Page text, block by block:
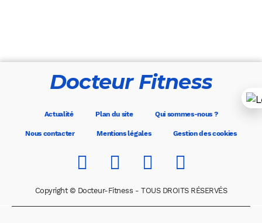
Docteur Fitness
Actualité Plan du site Qui sommes-nous ?
Nous contacter Mentions légales Gestion des cookies
Copyright © Docteur-Fitness - TOUS DROITS RÉSERVÉS